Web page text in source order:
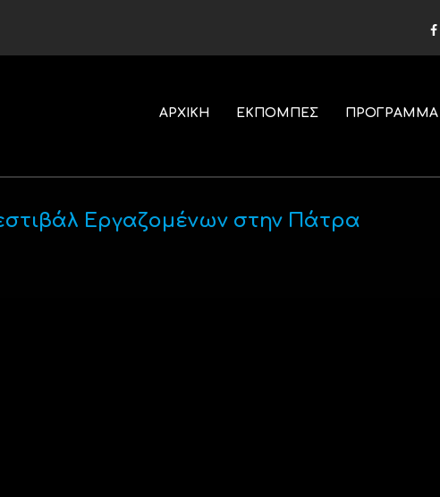
ΑΡΧΙΚΗ ΕΚΠΟΜΠΕΣ ΠΡΟΓΡΑΜΜΑ
Εργαζομένων στην Πάτρα